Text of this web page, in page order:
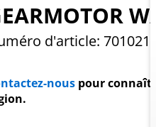
d'article:
nous pour